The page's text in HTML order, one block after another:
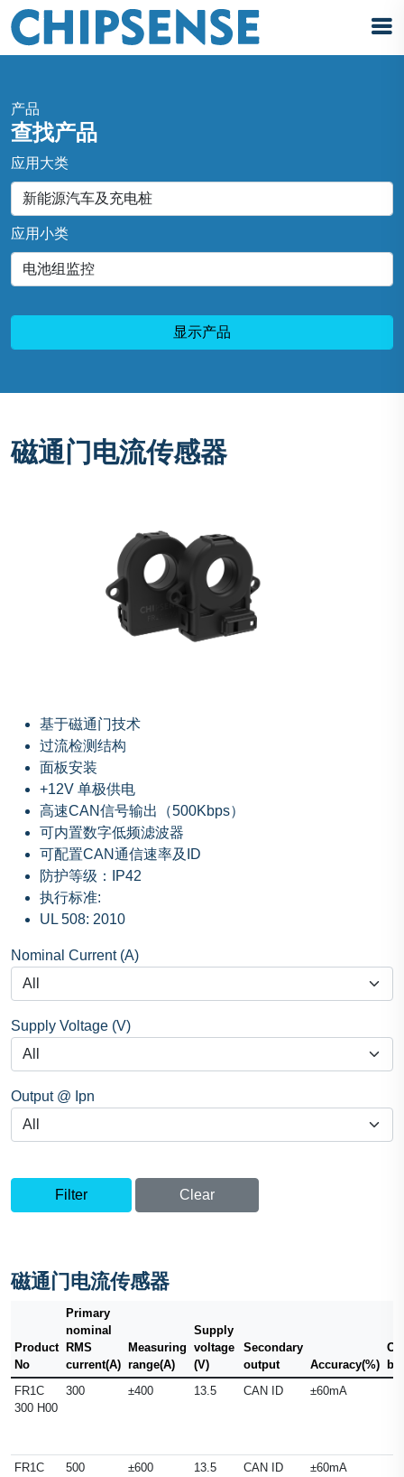
产品
查找产品
应用大类
应用小类
显示产品
磁通门电流传感器
基于磁通门技术
过流检测结构
面板安装
+12V 单极供电
高速CAN信号输出（500Kbps）
可内置数字低频滤波器
可配置CAN通信速率及ID
防护等级：IP42
执行标准:
UL 508: 2010
Nominal Current (A)
Supply Voltage (V)
Output @ Ipn
Filter Clear
磁通门电流传感器
Product
No
Primary
nominal
RMS
current(A)
Measuring
range(A)
Supply
voltage
(V)
Secondary
output
Accuracy(%)
FR1C
300 H00
300 ±400 13.5 CAN ID ±60mA
FR1C
500 ±600 13.5 CAN ID ±60mA